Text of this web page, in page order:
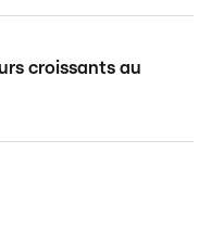
croissants au